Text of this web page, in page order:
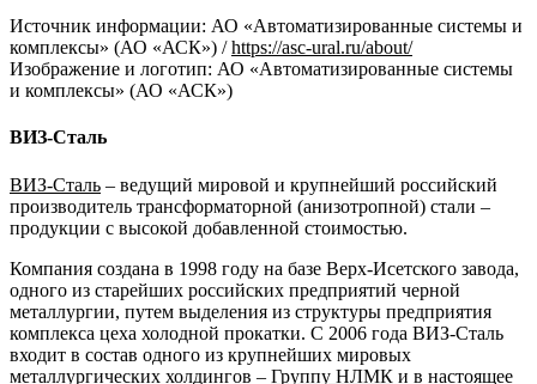
Источник информации: АО «Автоматизированные системы и
комплексы» (АО «АСК») /https://asc-ural.ru/about/
Изображение и логотип: АО «Автоматизированные системы
и комплексы» (АО «АСК»)
ВИЗ-Сталь
ВИЗ-Сталь – ведущий мировой и крупнейший российский
производитель трансформаторной (анизотропной) стали –
продукции с высокой добавленной стоимостью.
Компания создана в 1998 году на базе Верх-Исетского завода,
одного из старейших российских предприятий черной
металлургии, путем выделения из структуры предприятия
комплекса цеха холодной прокатки. С 2006 года ВИЗ-Сталь
входит в состав одного из крупнейших мировых
металлургических холдингов – Группу НЛМК и в настоящее